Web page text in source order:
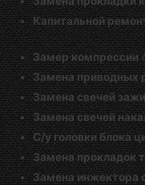
Капитальной
Замер компрессии
Замена приводных
Замена свечей
Замена свечей
С/у головки блока
Замена прокладок
Замена инжектора